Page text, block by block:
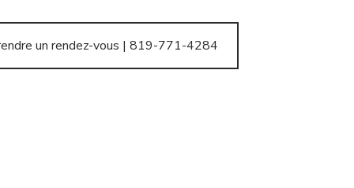
un rendez-vous | 819-771-4284